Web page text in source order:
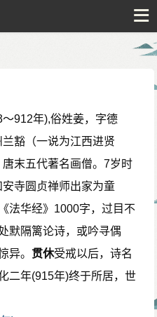
～912年),俗姓姜，字德
兰豁（一说为江西进贤
唐末五代著名画僧。7岁时
安寺圆贞禅师出家为童
法华经》1000字，过目不
默隔篱论诗，或吟寻偶
异。 贯休受戒以后，诗名
二年(915年)终于所居，世